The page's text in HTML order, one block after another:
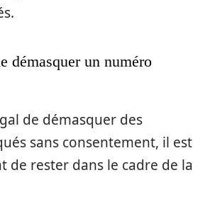
démasquer un numéro
de démasquer des
sans consentement, il est
de rester dans le cadre de la